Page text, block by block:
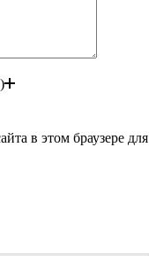
в этом браузере для